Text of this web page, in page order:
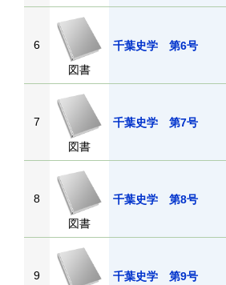
6
図書
千葉史学 第6号
7
図書
千葉史学 第7号
8
図書
千葉史学 第8号
9
千葉史学 第9号